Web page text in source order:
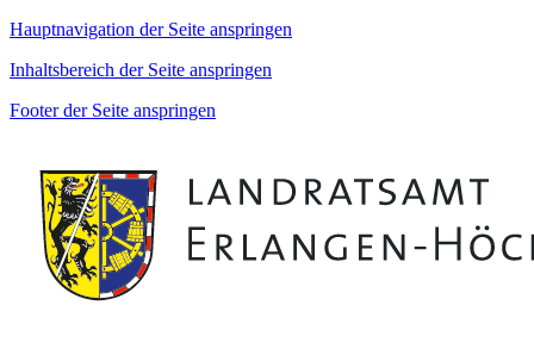
Hauptnavigation der Seite anspringen
Inhaltsbereich der Seite anspringen
Footer der Seite anspringen